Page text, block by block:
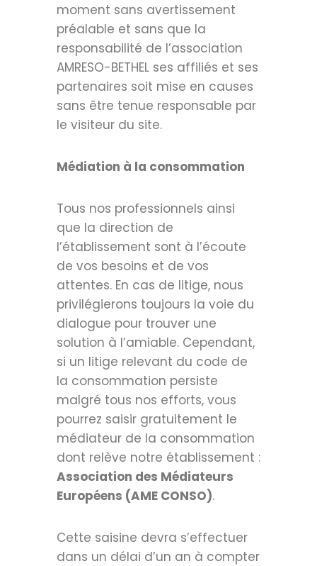
moment sans avertissement
préalable et sans que la
responsabilité de l’association
AMRESO-BETHEL ses affiliés et ses
partenaires soit mise en causes
sans être tenue responsable par
le visiteur du site.
Médiation à la consommation
Tous nos professionnels ainsi
que la direction de
l’établissement sont à l’écoute
de vos besoins et de vos
attentes. En cas de litige, nous
privilégierons toujours la voie du
dialogue pour trouver une
solution à l’amiable. Cependant,
si un litige relevant du code de
la consommation persiste
malgré tous nos efforts, vous
pourrez saisir gratuitement le
médiateur de la consommation
dont relève notre établissement :
Association des Médiateurs
Européens (AME CONSO).
Cette saisine devra s’effectuer
dans un délai d’un an à compter